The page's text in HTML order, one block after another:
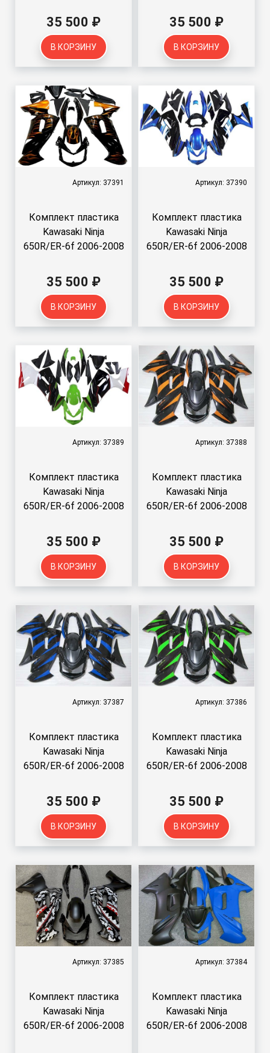
35 500 ₽
В КОРЗИНУ
35 500 ₽
В КОРЗИНУ
Артикул: 37391
Комплект пластика
Kawasaki Ninja
650R/ER-6f 2006-2008
35 500 ₽
В КОРЗИНУ
Артикул: 37390
Комплект пластика
Kawasaki Ninja
650R/ER-6f 2006-2008
35 500 ₽
В КОРЗИНУ
Артикул: 37389
Комплект пластика
Kawasaki Ninja
650R/ER-6f 2006-2008
35 500 ₽
В КОРЗИНУ
Артикул: 37388
Комплект пластика
Kawasaki Ninja
650R/ER-6f 2006-2008
35 500 ₽
В КОРЗИНУ
Артикул: 37387
Комплект пластика
Kawasaki Ninja
650R/ER-6f 2006-2008
35 500 ₽
В КОРЗИНУ
Артикул: 37386
Комплект пластика
Kawasaki Ninja
650R/ER-6f 2006-2008
35 500 ₽
В КОРЗИНУ
Артикул: 37385
Комплект пластика
Kawasaki Ninja
650R/ER-6f 2006-2008
Артикул: 37384
Комплект пластика
Kawasaki Ninja
650R/ER-6f 2006-2008